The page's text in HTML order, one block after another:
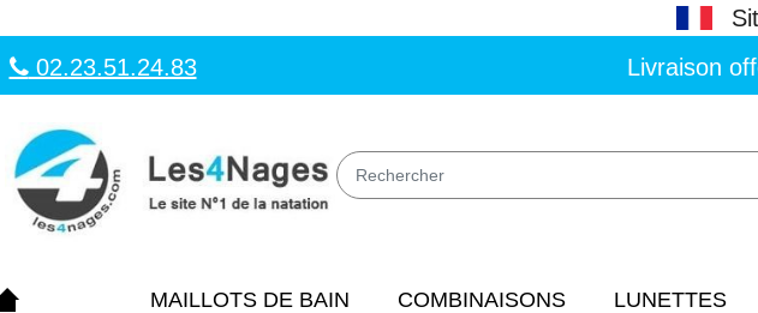
02.23.51.24.83
Livraison
MAILLOTS DE BAIN COMBINAISONS LUNETTES